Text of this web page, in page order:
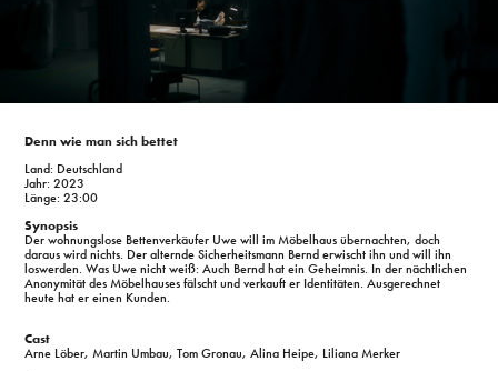
Denn wie man sich bettet
Land: Deutschland
Jahr: 2023
Länge: 23:00
Synopsis
Der wohnungslose Bettenverkäufer Uwe will im Möbelhaus übernachten, doch
daraus wird nichts. Der alternde Sicherheitsmann Bernd erwischt ihn und will ihn
loswerden. Was Uwe nicht weiß: Auch Bernd hat ein Geheimnis. In der nächtlichen
Anonymität des Möbelhauses fälscht und verkauft er Identitäten. Ausgerechnet
heute hat er einen Kunden.
Cast
Arne Löber, Martin Umbau, Tom Gronau, Alina Heipe, Liliana Merker